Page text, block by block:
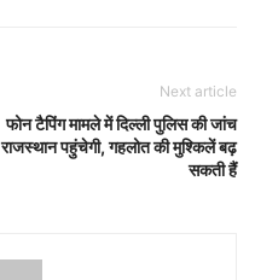
Next article
फोन टैपिंग मामले में दिल्ली पुलिस की जांच
राजस्थान पहुंचेगी, गहलोत की मुश्किलें बढ़
सकती हैं